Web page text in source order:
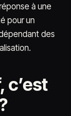
à une
pour un
des
c’est